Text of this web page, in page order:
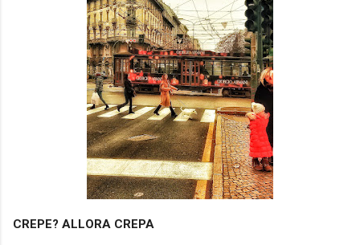
CREPE? ALLORA CREPA